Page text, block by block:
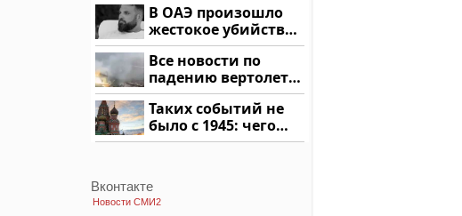
В ОАЭ произошло
жестокое убийство
криптомиллионера
Все новости по
падению вертолета
на Кавказе: читать
здесь
Таких событий не
было с 1945: чего
ждать всем нам?
Вконтакте
Новости СМИ2